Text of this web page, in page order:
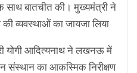
साथ बातचीत की। मुख्यमंत्री ने
व्यवस्थाओं का जायजा लिया
योगी आदित्यनाथ ने लखनऊ में
संस्थान का आकस्मिक निरीक्षण